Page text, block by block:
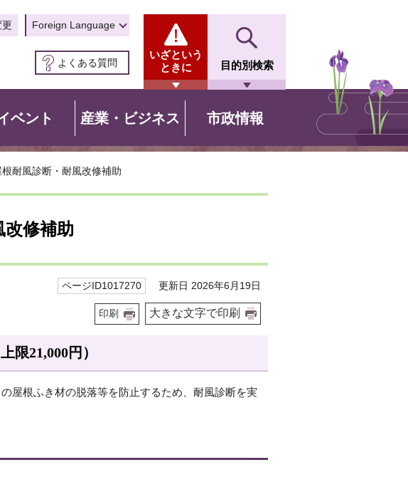
Foreign Language
よくある質問
いざという
ときに
目的別検索
ベント 産業・ビジネス 市政情報
耐風診断・耐風改修補助
改修補助
ページID1017270 更新日 2026年6月19日
印刷 大きな文字で印刷
限21,000円）
屋根ふき材の脱落等を防止するため、耐風診断を実